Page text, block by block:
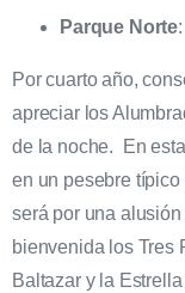
Parque Norte:
Por cuarto año,
apreciar los
de la noche. En
en un pesebre
será por una
bienvenida los Tres
Baltazar y la